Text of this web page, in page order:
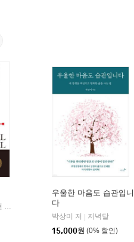
우울한 마음도 습관입니
다
박상미 저 | 저녁달
15,000원 (0% 할인)